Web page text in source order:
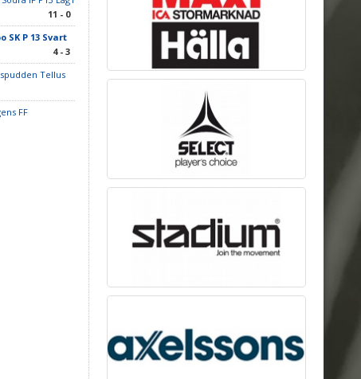
11 - 0
SK P 13 Svart
4 - 3
Tellus
FF